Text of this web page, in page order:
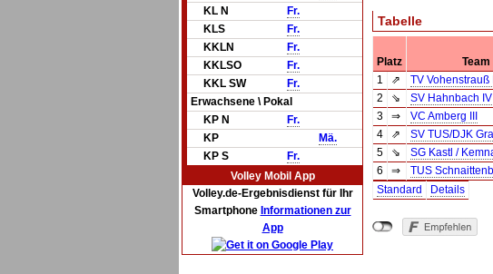
KL N
Fr.
KLS
Fr.
KKLN
Fr.
KKLSO
Fr.
KKL SW
Fr.
Erwachsene \ Pokal
KP N
Fr.
KP
Mä.
KP S
Fr.
Volley Mobil App
Volley.de-Ergebnisdienst für Ihr
Smartphone Informationen zur
App
Tabelle
Platz
Team
1
⇗ TV Vohenstrauß II
2
⇘ SV Hahnbach IV
3
⇒ VC Amberg III
4
⇗ SV TUS/DJK
5
⇘ SG Kastl /
6
⇒ TUS
Standard
Details